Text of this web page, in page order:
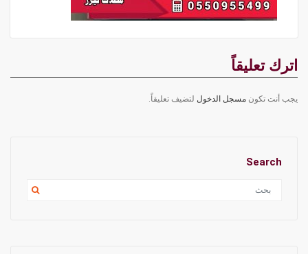
اترك تعليقاً
يجب أنت تكون مسجل الدخول لتضيف تعليقاً.
Search